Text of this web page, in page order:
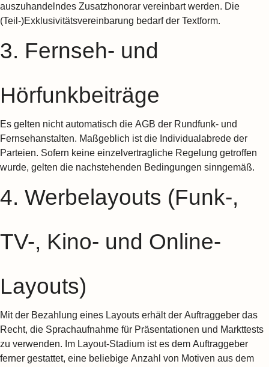
auszuhandelndes Zusatzhonorar vereinbart werden. Die
(Teil-)Exklusivitätsvereinbarung bedarf der Textform.
3. Fernseh- und
Hörfunkbeiträge
Es gelten nicht automatisch die AGB der Rundfunk- und
Fernsehanstalten. Maßgeblich ist die Individualabrede der
Parteien. Sofern keine einzelvertragliche Regelung getroffen
wurde, gelten die nachstehenden Bedingungen sinngemäß.
4. Werbelayouts (Funk-,
TV-, Kino- und Online-
Layouts)
Mit der Bezahlung eines Layouts erhält der Auftraggeber das
Recht, die Sprachaufnahme für Präsentationen und Markttests
zu verwenden. Im Layout-Stadium ist es dem Auftraggeber
ferner gestattet, eine beliebige Anzahl von Motiven aus dem